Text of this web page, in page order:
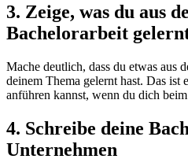
3. Zeige, was du aus
Bachelorarbeit
Mache deutlich, dass du etwas aus
deinem Thema gelernt hast. Das ist
anführen kannst, wenn du dich
4. Schreibe deine
Unternehmen